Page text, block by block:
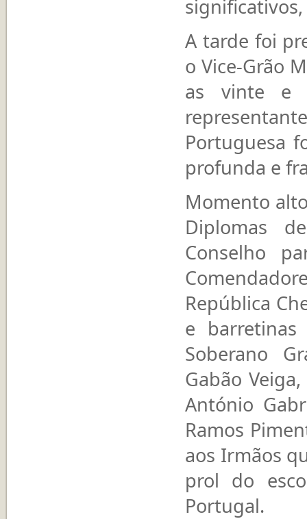
A tarde foi
o Vice-Grão
as vinte e
Portuguesa
profunda e
Momento
Diplomas
Conselho
República
e
Soberano
Gabão
António
Ramos
aos Irmãos
prol do
Portugal.